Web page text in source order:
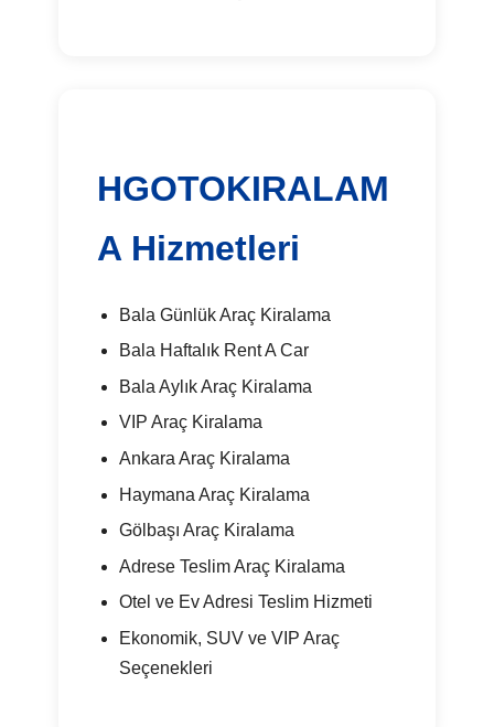
HGOTOKIRALAM
A Hizmetleri
Bala Günlük Araç Kiralama
Bala Haftalık Rent A Car
Bala Aylık Araç Kiralama
VIP Araç Kiralama
Ankara Araç Kiralama
Haymana Araç Kiralama
Gölbaşı Araç Kiralama
Adrese Teslim Araç Kiralama
Otel ve Ev Adresi Teslim Hizmeti
Ekonomik, SUV ve VIP Araç
Seçenekleri